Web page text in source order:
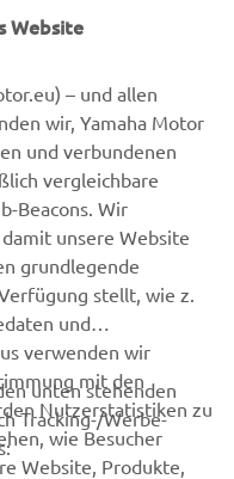
these webpages may
commercial
consent of Yamaha
Co., Ltd.
all local road laws.
Website
– und allen
wir, Yamaha Motor
und verbundenen
vergleichbare
Beacons. Wir
unsere Website
grundlegende
stellt, wie z.
und
verwenden wir
mit den
Nutzerstatistiken zu
wie Besucher
Website, Produkte,
unten stehenden
Tracking-/Werbe-